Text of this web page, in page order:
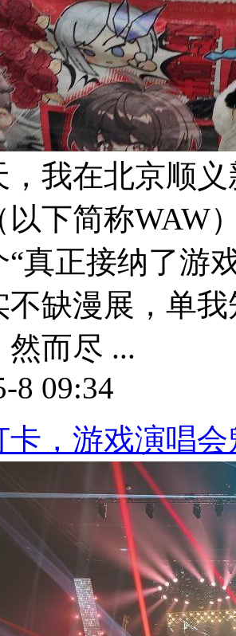
，我在北京顺
以下简称WAW
“真正接纳了游
不缺漫展，单
然而尽 ...
8 09:34
卡，游戏演唱